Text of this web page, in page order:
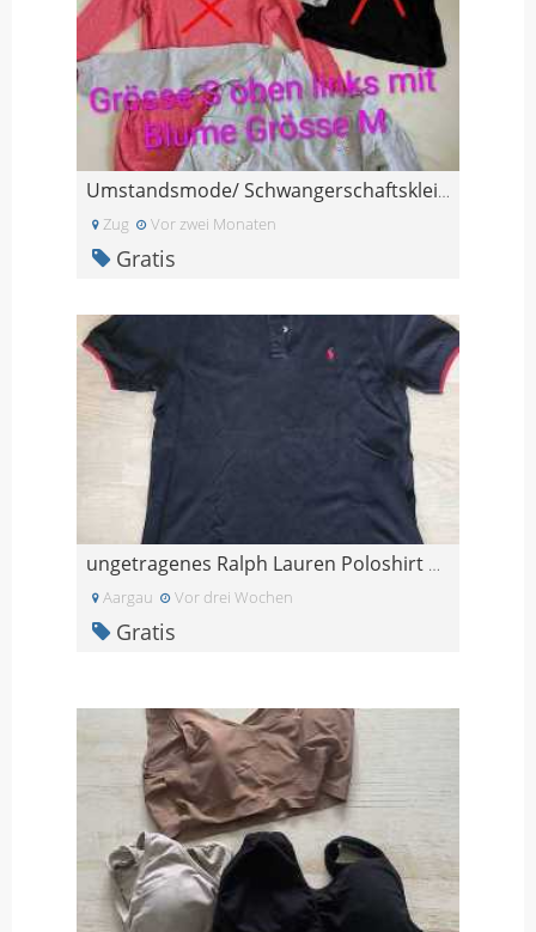
Umstandsmode/ Schwangerschaftskleider
Zug Vor zwei Monaten
Gratis
ungetragenes Ralph Lauren Poloshirt Grösse L
Aargau Vor drei Wochen
Gratis